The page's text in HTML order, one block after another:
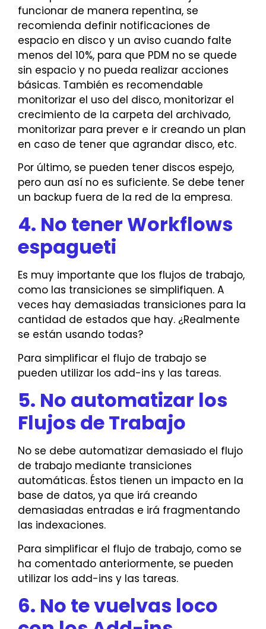
funcionar de manera repentina, se
recomienda definir notificaciones de
espacio en disco y un aviso cuando falte
menos del 10%, para que PDM no se quede
sin espacio y no pueda realizar acciones
básicas. También es recomendable
monitorizar el uso del disco, monitorizar el
crecimiento de la carpeta del archivado,
monitorizar para prever e ir creando un plan
en caso de tener que agrandar disco, etc.
Por último, se pueden tener discos espejo,
pero aun así no es suficiente. Se debe tener
un backup fuera de la red de la empresa.
4. No tener Workflows
espagueti
Es muy importante que los flujos de trabajo,
como las transiciones se simplifiquen. A
veces hay demasiadas transiciones para la
cantidad de estados que hay. ¿Realmente
se están usando todas?
Para simplificar el flujo de trabajo se
pueden utilizar los add-ins y las tareas.
5. No automatizar los
Flujos de Trabajo
No se debe automatizar demasiado el flujo
de trabajo mediante transiciones
automáticas. Éstos tienen un impacto en la
base de datos, ya que irá creando
demasiadas entradas e irá fragmentando
las indexaciones.
Para simplificar el flujo de trabajo, como se
ha comentado anteriormente, se pueden
utilizar los add-ins y las tareas.
6. No te vuelvas loco